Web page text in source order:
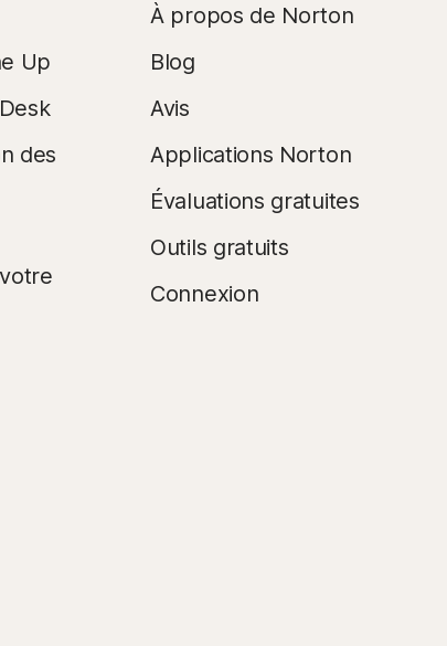
Up
des
À propos de Norton
Blog
Avis
Applications Norton
Évaluations gratuites
Outils gratuits
Connexion